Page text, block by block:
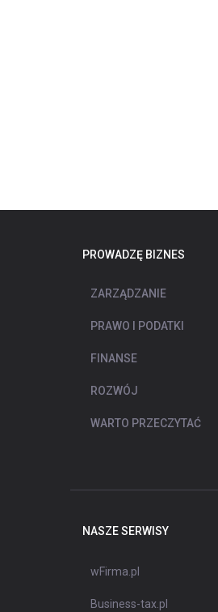
PROWADZĘ BIZNES
ZARZĄDZANIE
PRAWO I PODATKI
FINANSE
ROZWÓJ
WARTO PRZECZYTAĆ
NASZE SERWISY
wFirma.pl
Business-tax.pl